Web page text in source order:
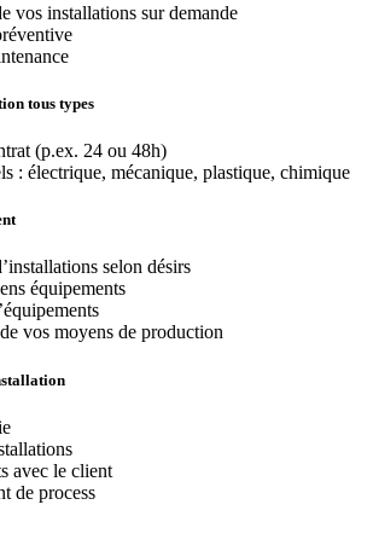
vos installations sur demande
tous types
(p.ex. 24 ou 48h)
: électrique, mécanique, plastique, chimique
selon désirs
équipements
vos moyens de production
avec le client
de process